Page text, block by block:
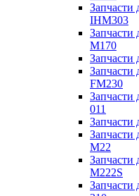
Запчасти
IHM303
Запчасти
M170
Запчасти
Запчасти
FM230
Запчасти
011
Запчасти
Запчасти
M22
Запчасти
M222S
Запчасти